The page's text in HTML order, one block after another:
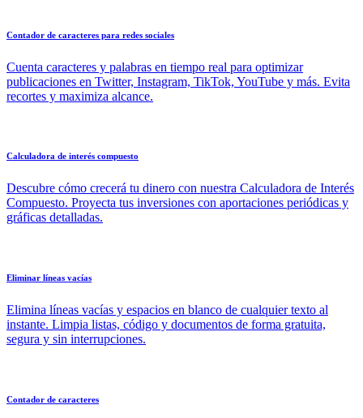
Contador de caracteres para redes sociales
Cuenta caracteres y palabras en tiempo real para optimizar
publicaciones en Twitter, Instagram, TikTok, YouTube y más. Evita
recortes y maximiza alcance.
Calculadora de interés compuesto
Descubre cómo crecerá tu dinero con nuestra Calculadora de Interés
Compuesto. Proyecta tus inversiones con aportaciones periódicas y
gráficas detalladas.
Eliminar líneas vacías
Elimina líneas vacías y espacios en blanco de cualquier texto al
instante. Limpia listas, código y documentos de forma gratuita,
segura y sin interrupciones.
Contador de caracteres